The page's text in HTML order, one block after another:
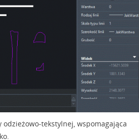
tekstylnej, wspomagająca